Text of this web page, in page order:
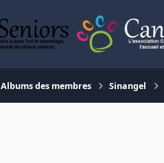
Albums des membres Sinangel